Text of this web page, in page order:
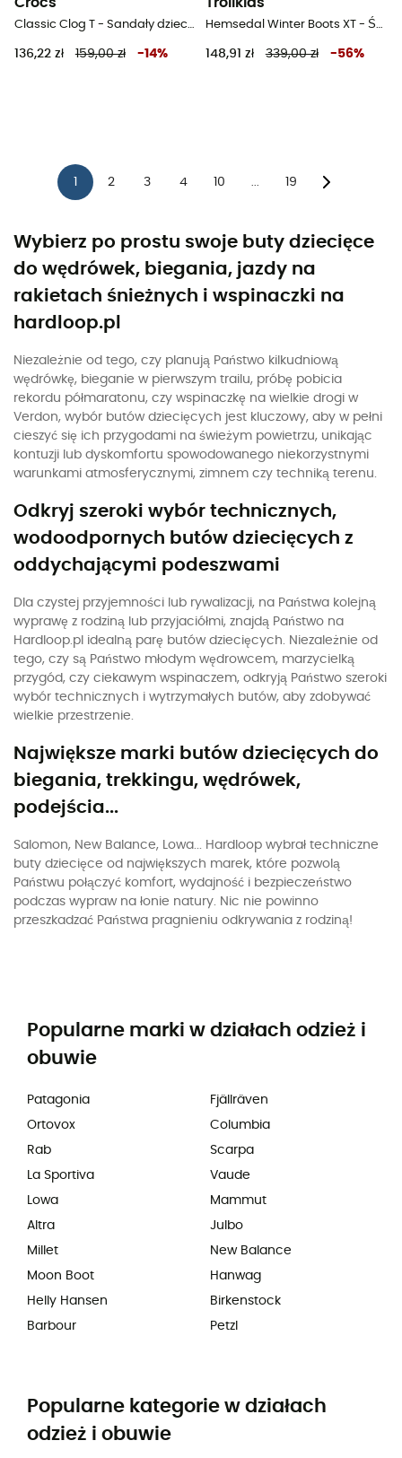
Classic Clog T - Sandały dziecięce
136,22 zł 159,00 zł -14%
Hemsedal Winter Boots XT - Śniegowce dla dzieci
148,91 zł 339,00 zł -56%
2 3 4 10 19
Wybierz po prostu swoje buty dziecięce
do wędrówek, biegania, jazdy na
rakietach śnieżnych i wspinaczki na
hardloop.pl
Niezależnie od tego, czy planują Państwo kilkudniową
wędrówkę, bieganie w pierwszym trailu, próbę pobicia
rekordu półmaratonu, czy wspinaczkę na wielkie drogi w
Verdon, wybór butów dziecięcych jest kluczowy, aby w pełni
cieszyć się ich przygodami na świeżym powietrzu, unikając
kontuzji lub dyskomfortu spowodowanego niekorzystnymi
warunkami atmosferycznymi, zimnem czy techniką terenu.
Odkryj szeroki wybór technicznych,
wodoodpornych butów dziecięcych z
oddychającymi podeszwami
Dla czystej przyjemności lub rywalizacji, na Państwa kolejną
wyprawę z rodziną lub przyjaciółmi, znajdą Państwo na
Hardloop.pl idealną parę butów dziecięcych. Niezależnie od
tego, czy są Państwo młodym wędrowcem, marzycielką
przygód, czy ciekawym wspinaczem, odkryją Państwo szeroki
wybór technicznych i wytrzymałych butów, aby zdobywać
wielkie przestrzenie.
Największe marki butów dziecięcych do
biegania, trekkingu, wędrówek,
podejścia...
Salomon, New Balance, Lowa... Hardloop wybrał techniczne
buty dziecięce od największych marek, które pozwolą
Państwu połączyć komfort, wydajność i bezpieczeństwo
podczas wypraw na łonie natury. Nic nie powinno
przeszkadzać Państwa pragnieniu odkrywania z rodziną!
Popularne marki w działach odzież i
obuwie
Patagonia
Ortovox
Rab
La Sportiva
Lowa
Altra
Millet
Moon Boot
Helly Hansen
Barbour
Fjällräven
Columbia
Scarpa
Vaude
Mammut
Julbo
New Balance
Hanwag
Birkenstock
Petzl
Popularne kategorie w działach
odzież i obuwie